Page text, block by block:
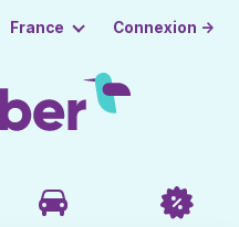
France Connexion →